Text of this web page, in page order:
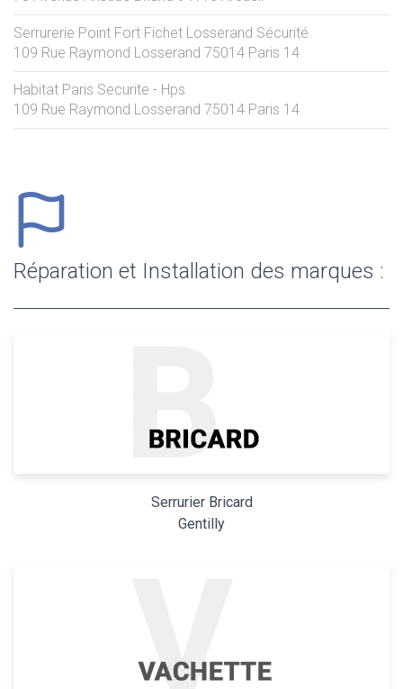
Serrurerie Point Fort Fichet Losserand Sécurité
109 Rue Raymond Losserand 75014 Paris 14
Habitat Paris Securite - Hps
109 Rue Raymond Losserand 75014 Paris 14
Réparation et Installation des marques :
Serrurier Bricard
Gentilly